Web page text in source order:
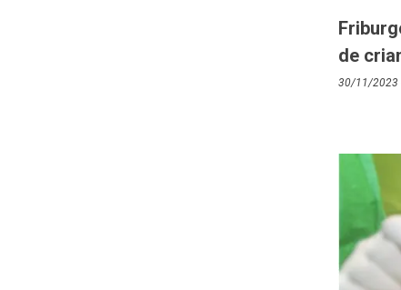
de
30/11/2023